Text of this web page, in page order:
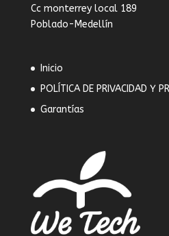
Cc monterrey local 189
Poblado-Medellín
Inicio
POLÍTICA DE PRIVACIDAD Y
Garantías